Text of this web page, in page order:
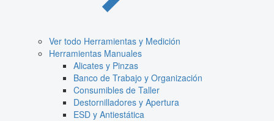
Ver todo Herramientas y Medición
Herramientas Manuales
Alicates y Pinzas
Banco de Trabajo y Organización
Consumibles de Taller
Destornilladores y Apertura
ESD y Antiestática